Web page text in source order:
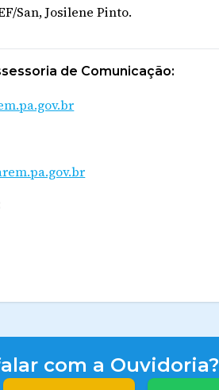
San, Josilene Pinto.
de Comunicação:
com a Ouvidoria?